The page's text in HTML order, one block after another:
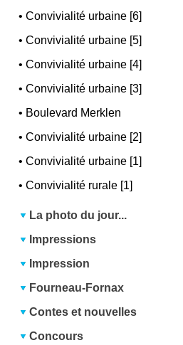
•Convivialité urbaine [6]
•Convivialité urbaine [5]
•Convivialité urbaine [4]
•Convivialité urbaine [3]
• Boulevard Merklen
•Convivialité urbaine [2]
•Convivialité urbaine [1]
•Convivialité rurale [1]
La photo du jour...
Impressions
Impression
Fourneau-Fornax
Contes et nouvelles
Concours